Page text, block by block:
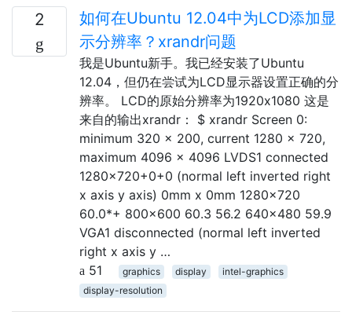
2
如何在Ubuntu 12.04中为LCD添加显
示分辨率？xrandr问题
我是Ubuntu新手。我已经安装了Ubuntu
12.04，但仍在尝试为LCD显示器设置正确的分
辨率。 LCD的原始分辨率为1920x1080 这是
来自的输出xrandr： $ xrandr Screen 0:
minimum 320 x 200, current 1280 x 720,
maximum 4096 x 4096 LVDS1 connected
1280x720+0+0 (normal left inverted right
x axis y axis) 0mm x 0mm 1280x720
60.0*+ 800x600 60.3 56.2 640x480 59.9
VGA1 disconnected (normal left inverted
right x axis y …
51
graphics display
intel-graphics
display-resolution